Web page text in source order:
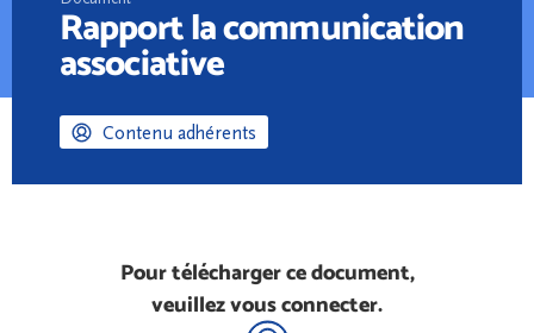
Rapport la communication
associative
Contenu adhérents
Pour télécharger ce document,
veuillez vous connecter.